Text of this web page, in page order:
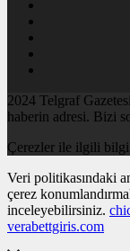
2024 Telgraf
haberin adresi. Bizi
Çerezler ile ilgili
Veri politikasındaki
çerez
inceleyebilirsiniz.
verabettgiris.com